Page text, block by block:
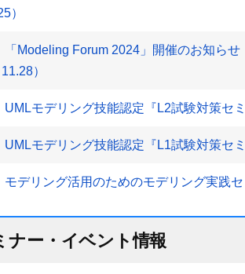
）
「Modeling Forum 2024」開催のお知ら
）
UMLモデリング技能認定『L2試験対策セ
UMLモデリング技能認定『L1試験対策セ
モデリング活用のためのモデリング実践
ナー・イベント情報